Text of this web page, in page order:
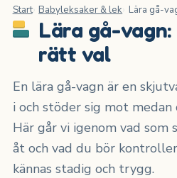
Start Babyleksaker & lek Lära gå-
Lära gå-
rätt val
En lära gå-vagn är en
i och stöder sig mot
Här går vi igenom vad
åt och vad du bör
kännas stadig och trygg.